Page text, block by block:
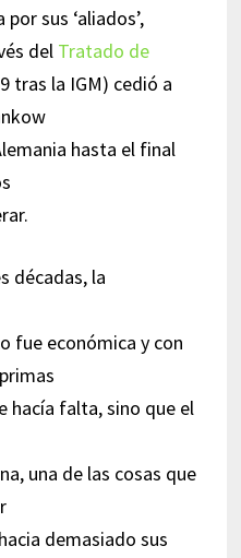
sus ‘aliados’,
del Tratado de
tras la IGM) cedió a
hasta el final
décadas, la
fue económica y con
hacía falta, sino que el
una de las cosas que
demasiado sus